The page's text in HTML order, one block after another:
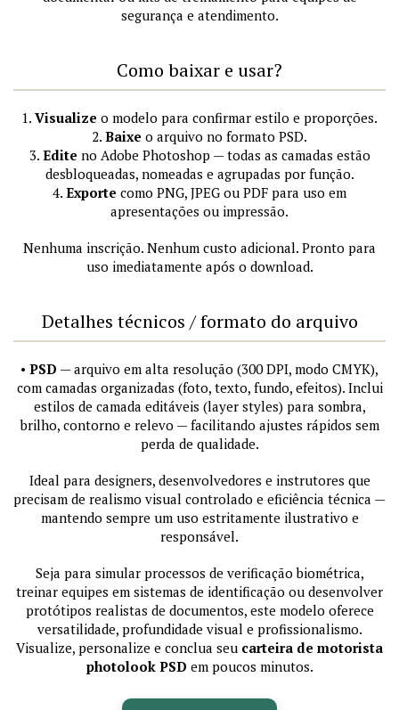
segurança e atendimento.
Como baixar e usar?
1. Visualize o modelo para confirmar estilo e proporções.
2. Baixe o arquivo no formato PSD.
3. Edite no Adobe Photoshop — todas as camadas estão
desbloqueadas, nomeadas e agrupadas por função.
4. Exporte como PNG, JPEG ou PDF para uso em
apresentações ou impressão.
Nenhuma inscrição. Nenhum custo adicional. Pronto para
uso imediatamente após o download.
Detalhes técnicos / formato do arquivo
• PSD — arquivo em alta resolução (300 DPI, modo CMYK),
com camadas organizadas (foto, texto, fundo, efeitos). Inclui
estilos de camada editáveis (layer styles) para sombra,
brilho, contorno e relevo — facilitando ajustes rápidos sem
perda de qualidade.
Ideal para designers, desenvolvedores e instrutores que
precisam de realismo visual controlado e eficiência técnica —
mantendo sempre um uso estritamente ilustrativo e
responsável.
Seja para simular processos de verificação biométrica,
treinar equipes em sistemas de identificação ou desenvolver
protótipos realistas de documentos, este modelo oferece
versatilidade, profundidade visual e profissionalismo.
Visualize, personalize e conclua seu carteira de motorista
photolook PSD em poucos minutos.